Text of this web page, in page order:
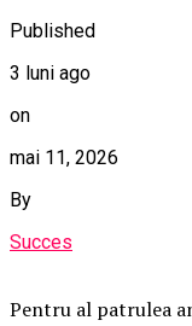
Published
3 luni ago
on
mai 11, 2026
By
Succes
Pentru al patrulea